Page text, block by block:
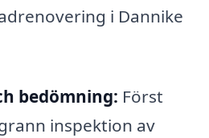
i Dannike
bedömning: Först
inspektion av